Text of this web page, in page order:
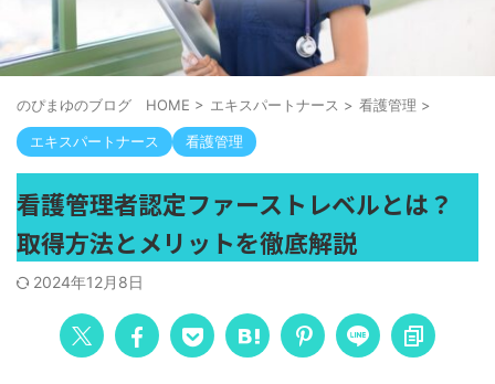
のぴまゆのブログ HOME > エキスパートナース > 看護管理 >
エキスパートナース 看護管理
看護管理者認定ファーストレベルとは？
取得方法とメリットを徹底解説
2024年12月8日